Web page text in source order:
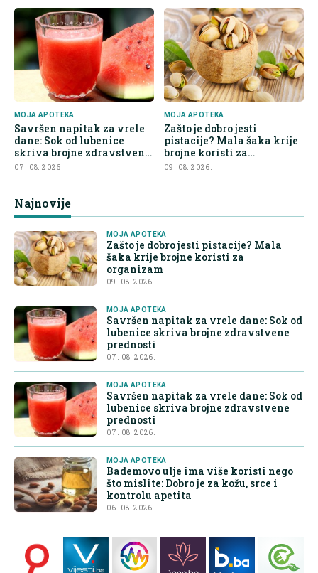
MOJA APOTEKA
Savršen napitak za vrele
dane: Sok od lubenice
skriva brojne zdravstvene
prednosti
07. 08. 2026.
MOJA APOTEKA
Zašto je dobro jesti
pistacije? Mala šaka krije
brojne koristi za
organizam
09. 08. 2026.
Najnovije
MOJA APOTEKA
Zašto je dobro jesti pistacije? Mala
šaka krije brojne koristi za
organizam
09. 08. 2026.
MOJA APOTEKA
Savršen napitak za vrele dane: Sok od
lubenice skriva brojne zdravstvene
prednosti
07. 08. 2026.
MOJA APOTEKA
Savršen napitak za vrele dane: Sok od
lubenice skriva brojne zdravstvene
prednosti
07. 08. 2026.
MOJA APOTEKA
Bademovo ulje ima više koristi nego
što mislite: Dobro je za kožu, srce i
kontrolu apetita
06. 08. 2026.